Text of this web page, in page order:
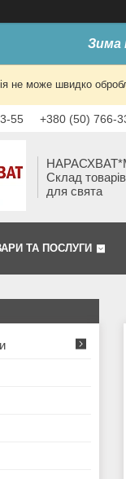
Зима
не може швидко
55 +380 (50) 766-
Склад
для свята
ТА ПОСЛУГИ